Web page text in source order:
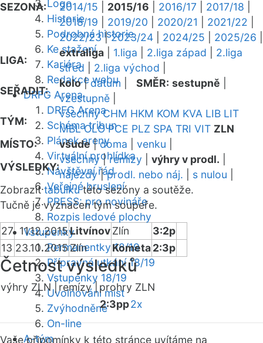
Logo
Historie
Podrobná historie
Ke stažení
Kariéra
Redakce webu
DRFG Arena
DRFG Arena
Schéma tribun
Plánek areny
Virtuální prohlídka
Návštěvní řád
Veřejné bruslení
PRESS: pro novináře
Rozpis ledové plochy
Vstupenky
Permanentky 18/19
Přípravná utkání 18/19
Vstupenky 18/19
Uvolňování míst
Zvýhodněné
On-line
A-tým
SEZONA:
2014/15
2015/16 2016/17 2017/18
2018/19
2019/20 2020/21 2021/22
2022/23|2023/24 2024/25 2025/26
LIGA:
extraliga 1.liga 2.liga západ
2.liga
střed
2.liga východ
SEŘADIT:
kolo|datum SMĚR: sestupně
vzestupně
TÝM:
všechny CHM HKM KOM KVA LIB LIT
MBL OLO PCE PLZ SPA TRI VIT ZLN
MÍSTO:
všude|doma venku
VÝSLEDKY:
všechny|remízy výhry v prodl.
nájezdy|prodl. nebo náj. s nulou
Zobrazittabulkutéto sezóny a soutěže.
Tučně je vyznačen tým soupeře.
27 11.12.2015LitvínovZlín
3:2p
13 23.10.2015Zlín Kometa2:3p
Četnost výsledků
výhry ZLN | remízy | prohry ZLN
2:3pp2x
Vaše připomínky k této stránce uvítáme na